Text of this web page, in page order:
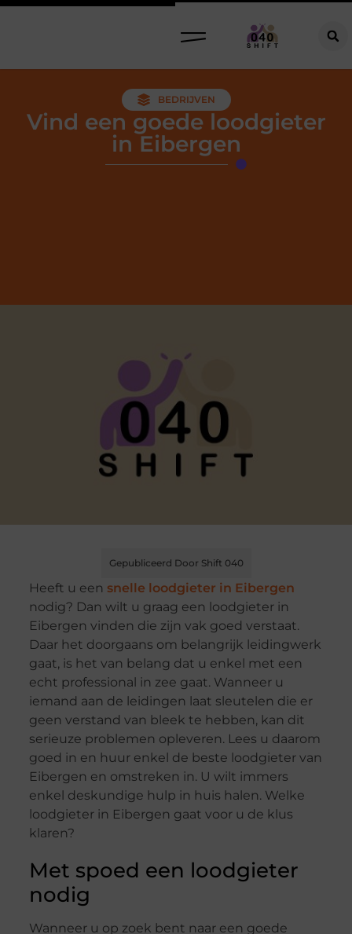
BEDRIJVEN
Vind een goede loodgieter
in Eibergen
Gepubliceerd Door Shift 040
Heeft u een snelle loodgieter in Eibergen
nodig? Dan wilt u graag een loodgieter in
Eibergen vinden die zijn vak goed verstaat.
Daar het doorgaans om belangrijk leidingwerk
gaat, is het van belang dat u enkel met een
echt professional in zee gaat. Wanneer u
iemand aan de leidingen laat sleutelen die er
geen verstand van bleek te hebben, kan dit
serieuze problemen opleveren. Lees u daarom
goed in en huur enkel de beste loodgieter van
Eibergen en omstreken in. U wilt immers
enkel deskundige hulp in huis halen. Welke
loodgieter in Eibergen gaat voor u de klus
klaren?
Met spoed een loodgieter
nodig
Wanneer u op zoek bent naar een goede